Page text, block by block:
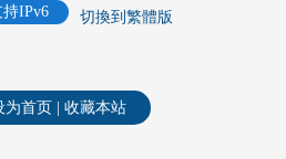
切換到繁體版
持IPv6
为首页 收藏本站